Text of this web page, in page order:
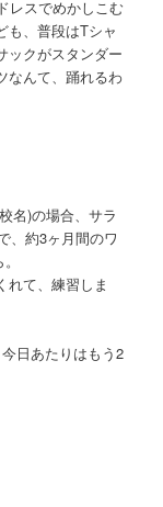
レスでめかしこむ
も、普段はTシャ
ックがスタンダー
なんて、踊れるわ
名)の場合、サラ
、約3ヶ月間のワ
れて、練習しま
日あたりはもう2